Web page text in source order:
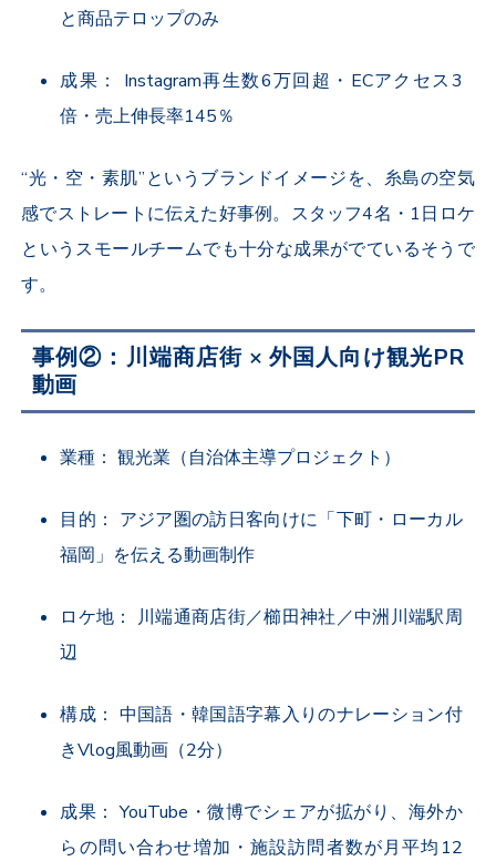
と商品テロップのみ
成果： Instagram再生数6万回超・ ECアクセス3
倍・売上伸長率145％
“光・空・素肌”というブランドイメージを、糸島の空気
感でストレートに伝えた好事例。スタッフ4名・ 1日ロケ
というスモールチームでも十分な成果がでているそうで
す。
事例② ：川端商店街 ×外国人向け観光PR
動画
業種： 観光業（自治体主導プロジェクト）
目的： アジア圏の訪日客向けに「下町・ローカル
福岡」を伝える動画制作
ロケ地： 川端通商店街／櫛田神社／中洲川端駅周
辺
構成： 中国語・韓国語字幕入りのナレーション付
きVlog風動画（2分）
成果： YouTube ・微博でシェアが拡がり、海外か
らの問い合わせ増加・施設訪問者数が月平均 12